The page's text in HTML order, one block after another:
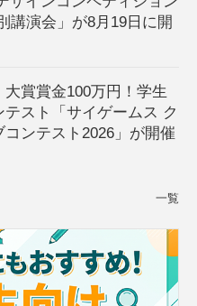
講演会」が8月19日に開
大賞賞金100万円！学生
テスト「サイゲームス ク
コンテスト2026」が開催
一覧